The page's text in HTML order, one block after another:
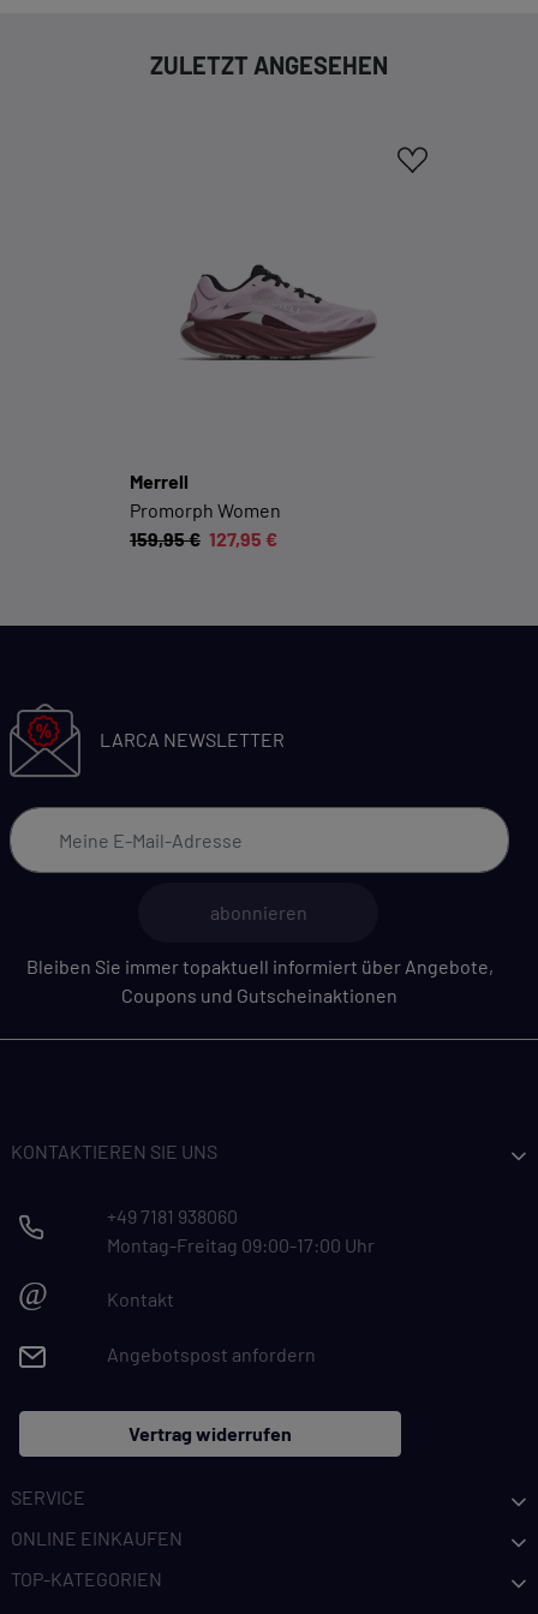
EXTERNZULETZT ANGESEHEN
Merrell
Promorph Women
159,95 € 127,95 €
LARCA NEWSLETTER
abonnieren
Bleiben Sie immer topaktuell informiert über Angebote,
Coupons und Gutscheinaktionen
KONTAKTIEREN SIE UNS
+49 7181 938060
Montag-Freitag 09:00-17:00 Uhr
@ Kontakt
Angebotspost anfordern
Vertrag widerrufen
SERVICE
ONLINE EINKAUFEN
TOP-KATEGORIEN